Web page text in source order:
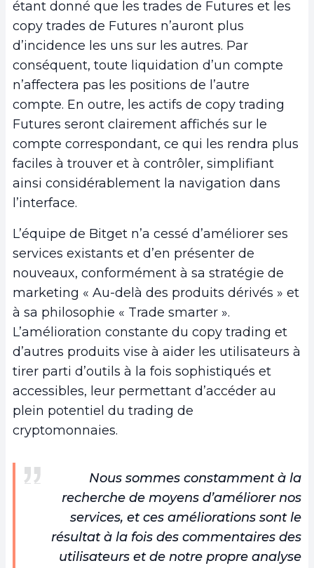
étant donné que les trades de Futures et les
copy trades de Futures n’auront plus
d’incidence les uns sur les autres. Par
conséquent, toute liquidation d’un compte
n’affectera pas les positions de l’autre
compte. En outre, les actifs de copy trading
Futures seront clairement affichés sur le
compte correspondant, ce qui les rendra plus
faciles à trouver et à contrôler, simplifiant
ainsi considérablement la navigation dans
l’interface.
L’équipe de Bitget n’a cessé d’améliorer ses
services existants et d’en présenter de
nouveaux, conformément à sa stratégie de
marketing « Au-delà des produits dérivés » et
à sa philosophie « Trade smarter ».
L’amélioration constante du copy trading et
d’autres produits vise à aider les utilisateurs à
tirer parti d’outils à la fois sophistiqués et
accessibles, leur permettant d’accéder au
plein potentiel du trading de
cryptomonnaies.
Nous sommes constamment à la
recherche de moyens d’améliorer nos
services, et ces améliorations sont le
résultat à la fois des commentaires des
utilisateurs et de notre propre analyse